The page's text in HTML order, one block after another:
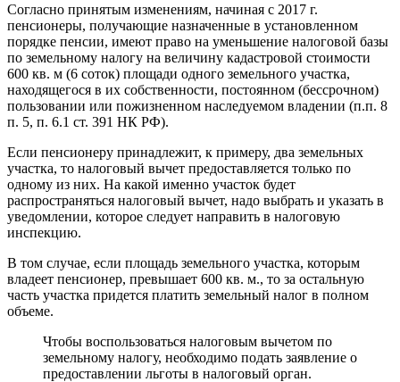
Согласно принятым изменениям, начиная с 2017 г.
пенсионеры, получающие назначенные в установленном
порядке пенсии, имеют право на уменьшение налоговой базы
по земельному налогу на величину кадастровой стоимости
600 кв. м (6 соток) площади одного земельного участка,
находящегося в их собственности, постоянном (бессрочном)
пользовании или пожизненном наследуемом владении (п.п. 8
п. 5, п. 6.1 ст. 391 НК РФ).
Если пенсионеру принадлежит, к примеру, два земельных
участка, то налоговый вычет предоставляется только по
одному из них. На какой именно участок будет
распространяться налоговый вычет, надо выбрать и указать в
уведомлении, которое следует направить в налоговую
инспекцию.
В том случае, если площадь земельного участка, которым
владеет пенсионер, превышает 600 кв. м., то за остальную
часть участка придется платить земельный налог в полном
объеме.
Чтобы воспользоваться налоговым вычетом по
земельному налогу, необходимо подать заявление о
предоставлении льготы в налоговый орган.